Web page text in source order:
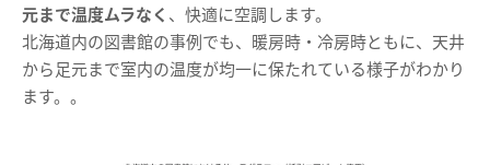
元まで温度ムラなく 、快適に空調します。
北海道内の図書館の事例でも、暖房時・冷房時ともに、天井
から足元まで室内の温度が均一に保たれている様子がわかり
ます。。